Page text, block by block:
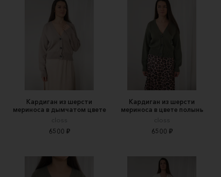
Кардиган из шерсти
мериноса в дымчатом цвете
closs
6500 ₽
Кардиган из шерсти
мериноса в цвете полынь
closs
6500 ₽